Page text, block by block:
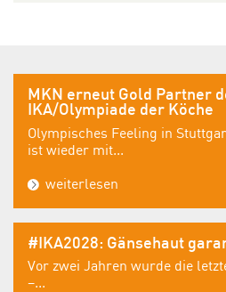
MKN erneut Gold Partner
IKA/Olympiade der Köche
Olympisches Feeling in
ist wieder mit...
weiterlesen
#IKA2028: Gänsehaut
Vor zwei Jahren wurde die
–...